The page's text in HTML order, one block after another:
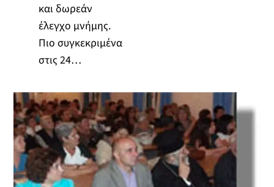
και δωρεάν
έλεγχο μνήμης.
Πιο συγκεκριμένα
στις 24…